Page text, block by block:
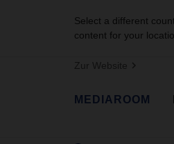
Select a different
content for your
Zur Website
MEDIAROOM